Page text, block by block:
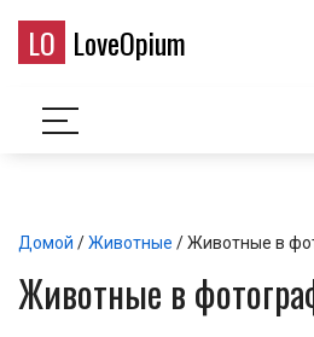
LO LoveOpium
Домой /Животные / Животные в
Животные в